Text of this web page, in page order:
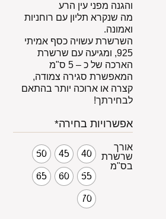
והגנה מפני עין הרע
מה שנקרא תליון עם רוחניות
ואמונה.
השרשרת עשויה כסף אמיתי
925, ומגיעה עם שרשרת
הארכה של כ – 5 ס"מ
המאפשרת סגירה צמודה,
קצרה או ארוכה יותר בהתאם
לבחירתך!
אפשרויות בחירה*
אורך
שרשרת
בס"מ
40
45
50
55
60
65
70